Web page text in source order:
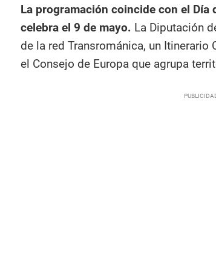
La programación coincide con el Día
celebra el 9 de mayo. La Diputación
de la red Transrománica, un
el Consejo de Europa que agrupa